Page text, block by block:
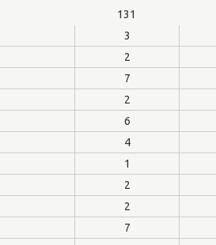
131
3
2
7
2
6
4
1
2
2
7